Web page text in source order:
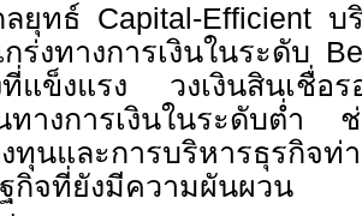
ยุทธ์ Capital-Efficient บ
ร่งทางการเงินในระดับ
ที่แข็งแรง วงเงินสินเชื่อ
ทางการเงินในระดับต่ำ
ทุนและการบริหารธุรกิจท่
กิจที่ยังมีความผันผวน